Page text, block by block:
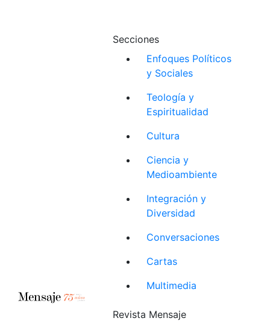
Secciones
Enfoques Políticos
y Sociales
Teología y
Espiritualidad
Cultura
Ciencia y
Medioambiente
Integración y
Diversidad
Conversaciones
Cartas
Multimedia
Revista Mensaje